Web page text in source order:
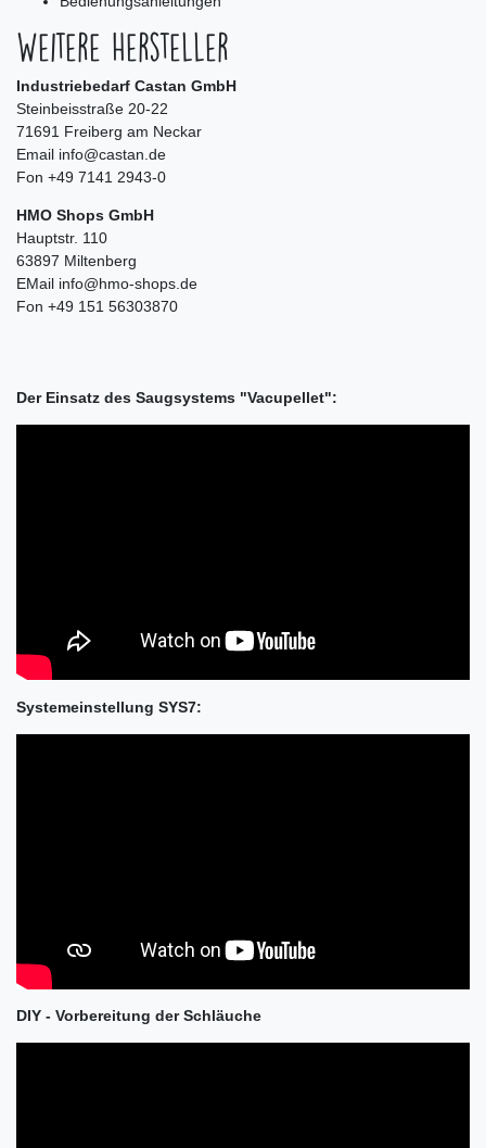
Weitere Hersteller
Industriebedarf Castan GmbH
Steinbeisstraße 20-22
71691 Freiberg am Neckar
Email info@castan.de
Fon +49 7141 2943-0
HMO Shops GmbH
Hauptstr. 110
63897 Miltenberg
EMail info@hmo-shops.de
Fon +49 151 56303870
Der Einsatz des Saugsystems "Vacupellet":
Systemeinstellung SYS7:
DIY - Vorbereitung der Schläuche